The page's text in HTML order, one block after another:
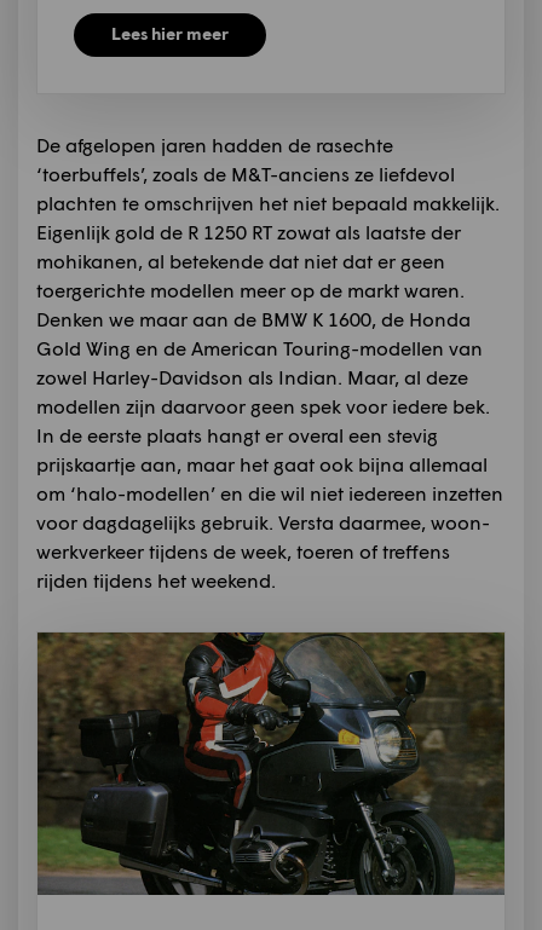
Lees hier meer
De afgelopen jaren hadden de rasechte
‘toerbuffels’, zoals de M&T-anciens ze liefdevol
plachten te omschrijven het niet bepaald makkelijk.
Eigenlijk gold de R 1250 RT zowat als laatste der
mohikanen, al betekende dat niet dat er geen
toergerichte modellen meer op de markt waren.
Denken we maar aan de BMW K 1600, de Honda
Gold Wing en de American Touring-modellen van
zowel Harley-Davidson als Indian. Maar, al deze
modellen zijn daarvoor geen spek voor iedere bek.
In de eerste plaats hangt er overal een stevig
prijskaartje aan, maar het gaat ook bijna allemaal
om ‘halo-modellen’ en die wil niet iedereen inzetten
voor dagdagelijks gebruik. Versta daarmee, woon-
werkverkeer tijdens de week, toeren of treffens
rijden tijdens het weekend.